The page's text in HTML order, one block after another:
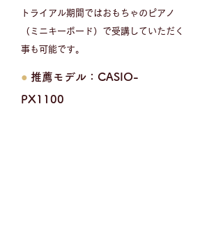
トライアル期間ではおもちゃのピアノ
（ミニキーボード）で受講していただく
事も可能です。
● 推薦モデル：CASIO-
PX1100